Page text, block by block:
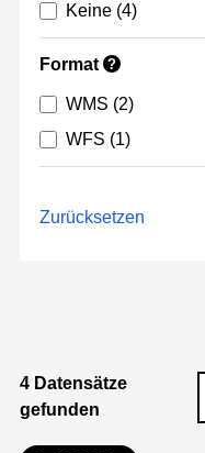
Keine (4)
Format ?
WMS (2)
WFS (1)
Zurücksetzen
4 Datensätze
gefunden